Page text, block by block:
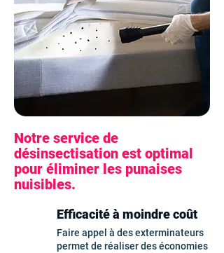
Notre service de
désinsectisation est optimal
pour éliminer les punaises
nuisibles.
Efficacité à moindre coût
Faire appel à des exterminateurs
permet de réaliser des économies